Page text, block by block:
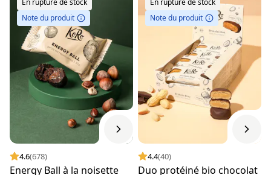
Note du produit
4.6(678)
Energy Ball à la noisette
Note du produit
4.4(40)
Duo protéiné bio chocolat